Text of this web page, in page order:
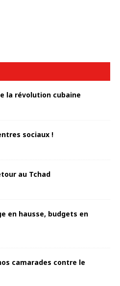
la révolution cubaine
sociaux !
au Tchad
en hausse, budgets en
camarades contre le